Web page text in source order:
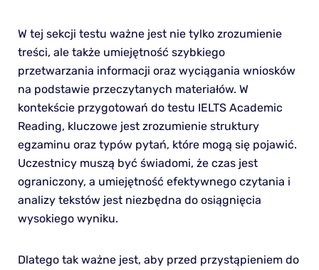
W tej sekcji testu ważne jest nie tylko zrozumienie
treści, ale także umiejętność szybkiego
przetwarzania informacji oraz wyciągania wniosków
na podstawie przeczytanych materiałów. W
kontekście przygotowań do testu IELTS Academic
Reading, kluczowe jest zrozumienie struktury
egzaminu oraz typów pytań, które mogą się pojawić.
Uczestnicy muszą być świadomi, że czas jest
ograniczony, a umiejętność efektywnego czytania i
analizy tekstów jest niezbędna do osiągnięcia
wysokiego wyniku.
Dlatego tak ważne jest, aby przed przystąpieniem do